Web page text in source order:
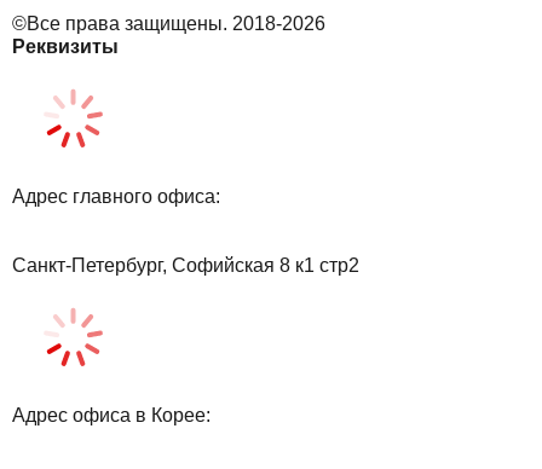
©Все права защищены. 2018-2026
Реквизиты
Адрес главного офиса:
Санкт-Петербург, Софийская 8 к1 стр2
Адрес офиса в Корее: